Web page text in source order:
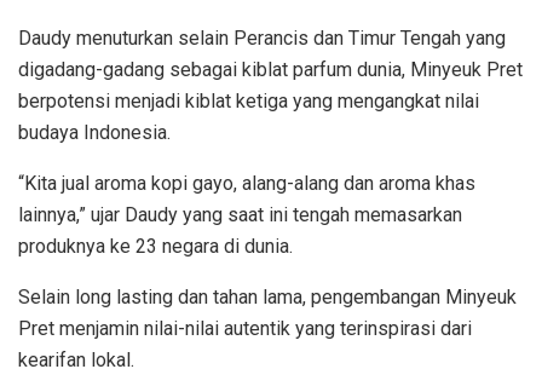
Daudy menuturkan selain Perancis dan Timur Tengah yang
digadang-gadang sebagai kiblat parfum dunia, Minyeuk Pret
berpotensi menjadi kiblat ketiga yang mengangkat nilai
budaya Indonesia.
“Kita jual aroma kopi gayo, alang-alang dan aroma khas
lainnya,” ujar Daudy yang saat ini tengah memasarkan
produknya ke 23 negara di dunia.
Selain long lasting dan tahan lama, pengembangan Minyeuk
Pret menjamin nilai-nilai autentik yang terinspirasi dari
kearifan lokal.